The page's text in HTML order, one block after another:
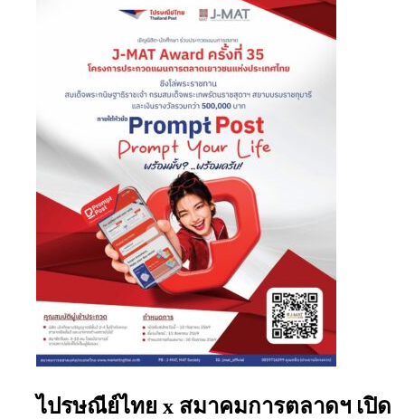
ไปรษณีย์ไทย x สมาคมการตลาดฯ เปิด